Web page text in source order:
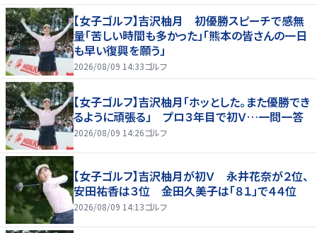
【女子ゴルフ】吉沢柚月 初優勝スピーチで感無
量「苦しい時間も多かった」「熊本の皆さんの一日
も早い復興を願う」
2026/08/09 14:33ゴルフ
【女子ゴルフ】吉沢柚月「ホッとした。また優勝でき
るように頑張る」 プロ３年目で初Ｖ…一問一答
2026/08/09 14:26ゴルフ
【女子ゴルフ】吉沢柚月が初Ｖ 永井花奈が２位、
安田祐香は３位 金田久美子は「８１」で４４位
2026/08/09 14:13ゴルフ